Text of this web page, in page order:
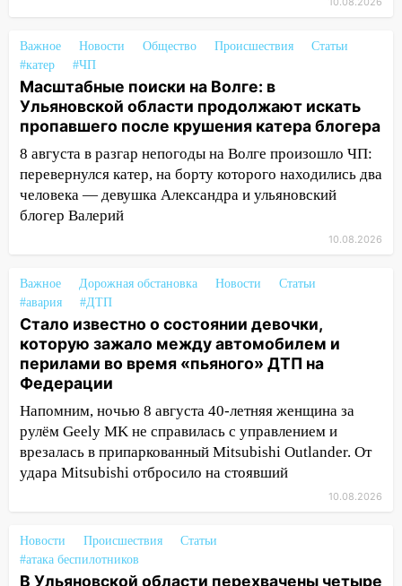
«пьяной» аварии, в которой маленькую
девочку зажало между автомобилем и
перилами, рассказал о событиях
ужасной ночи
13:05 17-летний парень находился за
рулем мотоцикла во время ДТП в Новом
городе: в ГАИ прокомментировали
сегодняшнюю аварию
Губернатор Ульяновской области
трагедией в Нижнекамске
12:53
Число погибших в Нижнекамске
выросло до 13 человек, среди них есть
ребенок
12:46 Масштабные поиски на Волге: в
Ульяновской области продолжают
искать пропавшего после крушения
катера блогера
11:53 Стало известно о состоянии
«пьяного» ДТП на Федерации
11:29 Сергей Клопков назначен
Важное Новости Общество Происшествия
Статьи
#катер
#ЧП
Масштабные поиски на Волге: в
Ульяновской области продолжают искать
пропавшего после крушения катера блогера
8 августа в разгар непогоды на Волге произошло ЧП:
перевернулся катер, на борту которого находились два
человека — девушка Александра и ульяновский
блогер Валерий
10.08.2026
Важное Дорожная обстановка Новости
Статьи
#авария
#ДТП
Стало известно о состоянии девочки,
которую зажало между автомобилем и
перилами во время «пьяного» ДТП на
Федерации
Напомним, ночью 8 августа 40-летняя женщина за
рулём Geely MK не справилась с управлением и
врезалась в припаркованный Mitsubishi Outlander. От
удара Mitsubishi отбросило на стоявший
10.08.2026
Новости Происшествия
Статьи
#атака беспилотников
В Ульяновской области перехвачены четыре